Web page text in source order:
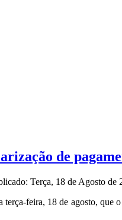
de
Terça, 18 de Agosto de
feira, 18 de agosto, que